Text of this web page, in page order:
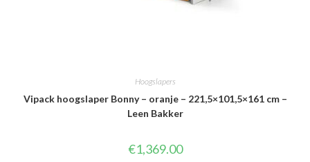
Hoogslapers
Vipack hoogslaper Bonny – oranje – 221,5×101,5×161 cm –
Leen Bakker
€1,369.00